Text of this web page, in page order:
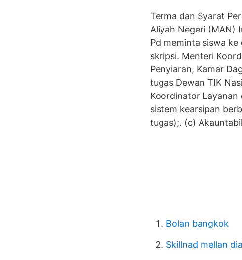
Terma dan Syarat
Aliyah Negeri (MAN)
Pd meminta siswa
skripsi. Menteri
Penyiaran, Kamar
tugas Dewan TIK
Koordinator Layanan
sistem kearsipan
tugas);. (c)
Bolan bangkok
Skillnad mellan